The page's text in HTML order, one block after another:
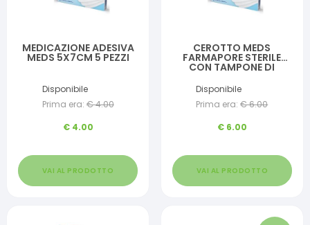
MEDICAZIONE ADESIVA
MEDS 5X7CM 5 PEZZI
Disponibile
Prima era: €4.00
€ 4.00
VAI AL PRODOTTO
CEROTTO MEDS
FARMAPORE STERILE
CON TAMPONE DI
BORDI ADESIVI 6X9 CM 5
PEZZI
Disponibile
Prima era: €6.00
€ 6.00
VAI AL PRODOTTO